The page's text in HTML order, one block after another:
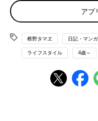
アプ
椎野タマヱ 日記・マンガ
ライフスタイル 4歳～